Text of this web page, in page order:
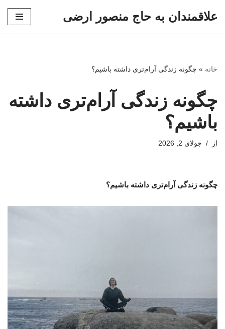
علاقمندان به حاج منصور ارضی
خانه » چگونه زندگی آرام‌تری داشته باشیم؟
چگونه زندگی آرام‌تری داشته
باشیم؟
از جولای 2, 2026
چگونه زندگی آرام‌تری داشته باشیم؟